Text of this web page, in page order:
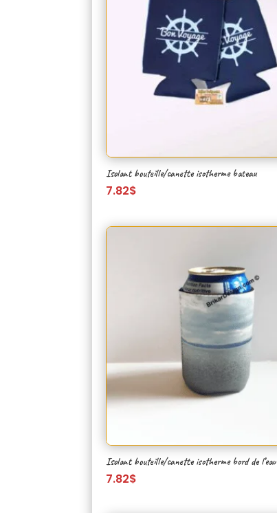
Isolant bouteille/canette isotherme bateau
7.82$
Isolant bouteille/canette isotherme bord de l’eau
7.82$